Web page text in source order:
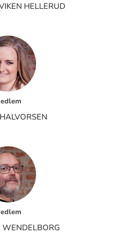
HELLERUD
WENDELBORG